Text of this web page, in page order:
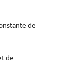
de
de